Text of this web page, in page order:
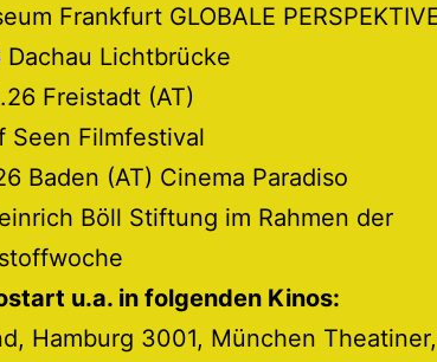
Frankfurt GLOBALE
Dachau Lichtbrücke
Freistadt (AT)
Seen Filmfestival
Baden (AT) Cinema Paradiso
Böll Stiftung im Rahmen der
u.a. in folgenden Kinos:
Hamburg 3001, München Theatiner,